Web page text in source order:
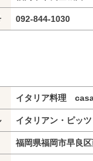
092-844-1030
イタリア料理
イタリアン・ピッツ
福岡県福岡市早良